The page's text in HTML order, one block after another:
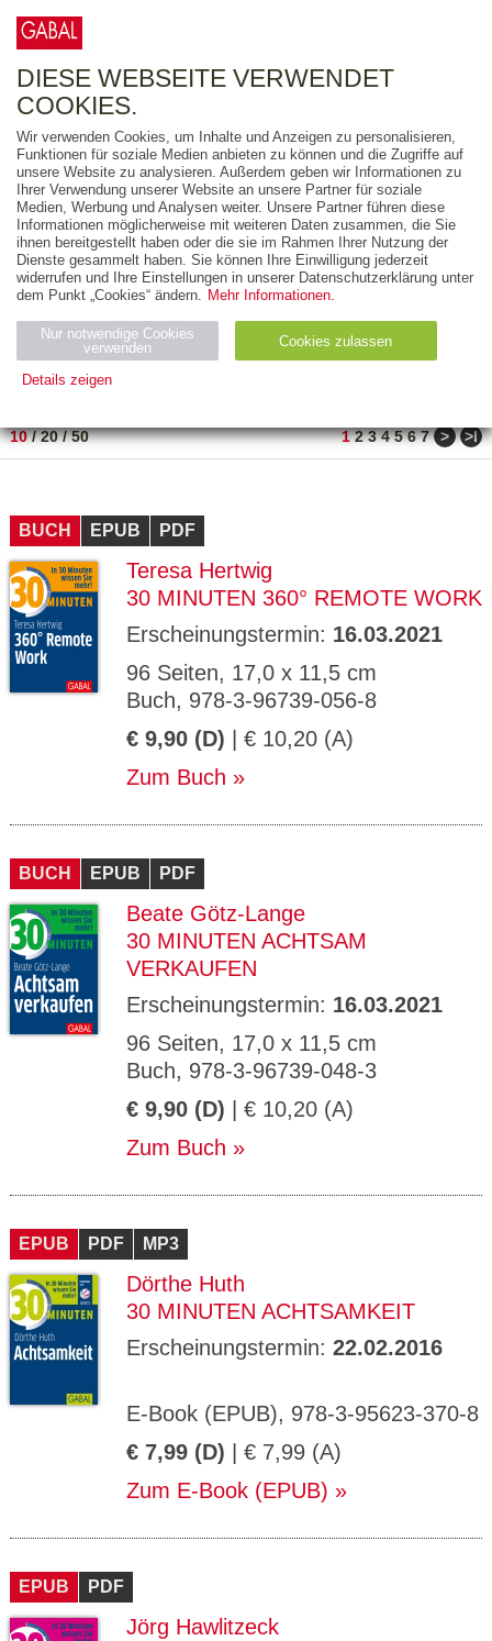
FREITEXT
AUSGABEART
AUS DER REIHE
ZUM THEMA
Neuerscheinung
Bestseller
PREIS
10/20/50 1 2 3 4 5 6 7 > >ǀ
BUCH EPUB PDF
Teresa Hertwig
30 MINUTEN 360° REMOTE WORK
Erscheinungstermin: 16.03.2021
96 Seiten, 17,0 x 11,5 cm
Buch, 978-3-96739-056-8
€ 9,90 (D) | € 10,20 (A)
Zum Buch
BUCH EPUB PDF
Beate Götz-Lange
30 MINUTEN ACHTSAM
VERKAUFEN
Erscheinungstermin: 16.03.2021
96 Seiten, 17,0 x 11,5 cm
Buch, 978-3-96739-048-3
€ 9,90 (D) | € 10,20 (A)
Zum Buch
EPUB PDF MP3
Dörthe Huth
30 MINUTEN ACHTSAMKEIT
Erscheinungstermin: 22.02.2016
E-Book (EPUB), 978-3-95623-370-8
€ 7,99 (D) | € 7,99 (A)
Zum E-Book (EPUB)
EPUB PDF
Jörg Hawlitzeck
DIESE WEBSEITE VERWENDET
COOKIES.
Wir verwenden Cookies, um Inhalte und Anzeigen zu personalisieren,
Funktionen für soziale Medien anbieten zu können und die Zugriffe auf
unsere Website zu analysieren. Außerdem geben wir Informationen zu
Ihrer Verwendung unserer Website an unsere Partner für soziale
Medien, Werbung und Analysen weiter. Unsere Partner führen diese
Informationen möglicherweise mit weiteren Daten zusammen, die Sie
ihnen bereitgestellt haben oder die sie im Rahmen Ihrer Nutzung der
Dienste gesammelt haben. Sie können Ihre Einwilligung jederzeit
widerrufen und Ihre Einstellungen in unserer Datenschutzerklärung unter
dem Punkt „Cookies“ ändern. Mehr Informationen.
Nur notwendige Cookies
verwenden
Cookies zulassen
Details zeigen
Name Zweck
Ty
ESSION
_ID
verlag.
de
Session verwendet
GV_CO
OKIES
gabal-
Speichert den Zustimmungsstatus des
Benutzers für Cookies auf der aktuellen
Domäne.
ge
T
P